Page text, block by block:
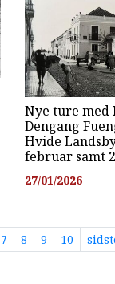
Nye ture med
Dengang
Hvide
februar samt
27/01/2026
7 8 9 10